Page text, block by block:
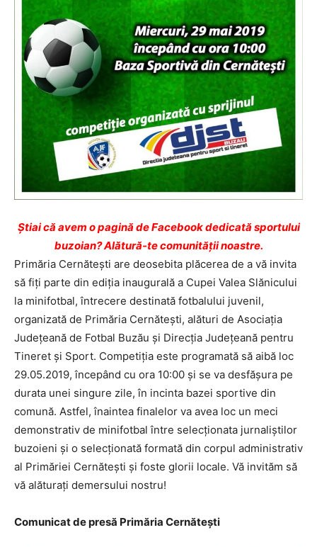
Ştiai că avem o pagină de Facebook dedicată sportului
buzoian? Alătură-te comunității noastre.
Primăria Cernăteşti are deosebita plăcerea de a vă invita
să fiţi parte din ediţia inaugurală a Cupei Valea Slănicului
la minifotbal, întrecere destinată fotbalului juvenil,
organizată de Primăria Cernăteşti, alături de Asociaţia
Judeţeană de Fotbal Buzău şi Direcţia Judeţeană pentru
Tineret şi Sport. Competiţia este programată să aibă loc
29.05.2019, începând cu ora 10:00 şi se va desfăşura pe
durata unei singure zile, în incinta bazei sportive din
comună. Astfel, înaintea finalelor va avea loc un meci
demonstrativ de minifotbal între selecţionata jurnaliştilor
buzoieni şi o selecţionată formată din corpul administrativ
al Primăriei Cernăteşti şi foste glorii locale. Vă invităm să
vă alăturaţi demersului nostru!
Comunicat de presă Primăria Cernăteşti